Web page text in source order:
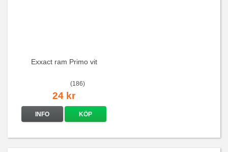
Exxact ram Primo vit
(186)
24 kr
INFO KÖP